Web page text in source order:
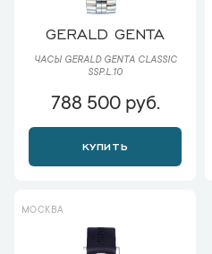
GERALD GENTA
ЧАСЫ GERALD GENTA CLASSIC
SSP.L.10
788 500 руб.
КУПИТЬ
МОСКВА